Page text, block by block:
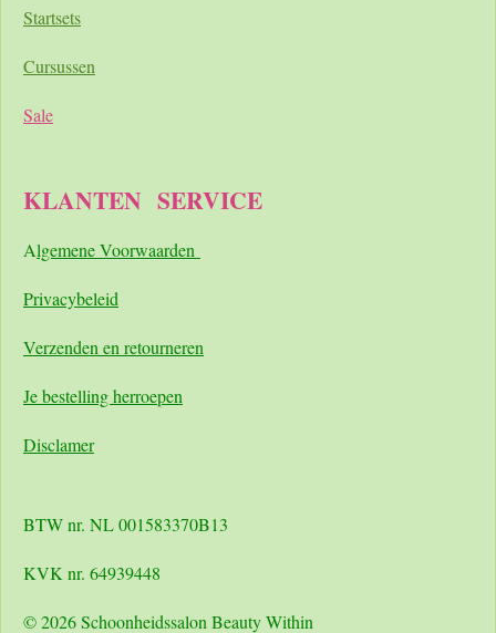
Startsets
Cursussen
Sale
KLANTEN SERVICE
Algemene Voorwaarden
Privacybeleid
Verzenden en retourneren
Je bestelling herroepen
Disclamer
BTW nr. NL 001583370B13
KVK nr. 64939448
© 2026 Schoonheidssalon Beauty Within